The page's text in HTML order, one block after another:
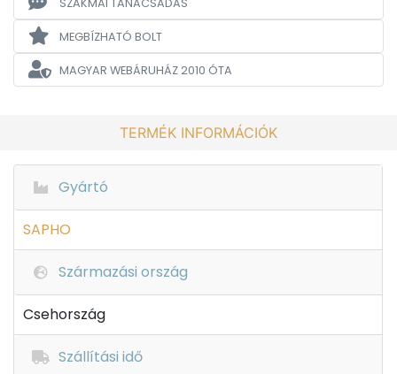
MEGBÍZHATÓ BOLT
MAGYAR WEBÁRUHÁZ2010 ÓTA
TERMÉK INFORMÁCIÓK
Gyártó
SAPHO
Származási ország
Csehország
Szállítási idő